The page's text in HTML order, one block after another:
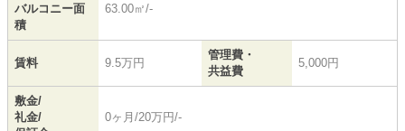
バルコニー面
積
63.00㎡/-
賃料 9.5万円
管理費・
共益費
5,000円
敷金/
礼金/
0ヶ月/20万円/-